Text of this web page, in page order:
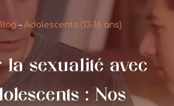
– Adolescents (13-16 ans)
sexualité avec
: Nos